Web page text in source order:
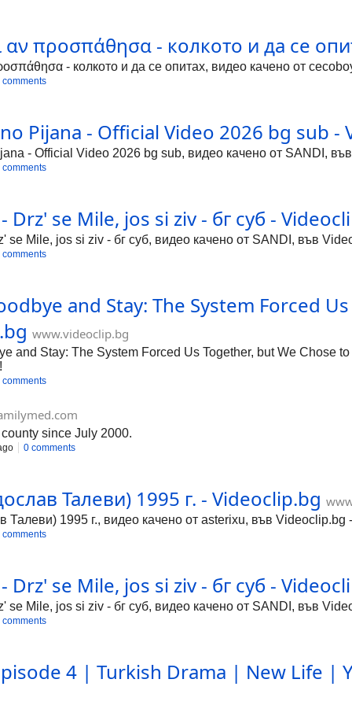
προσπάθησα - колкото и да се
- колкото и да се опитах, видео качено от
comments
Pijana - Official Video 2026 bg sub -
- Official Video 2026 bg sub, видео качено от SANDI,
comments
Drz' se Mile, jos si ziv - бг суб -
Mile, jos si ziv - бг суб, видео качено от SANDI, във
comments
and Stay: The System Forced
www.videoclip.bg
and Stay: The System Forced Us Together, but We Chose
comments
since July 2000.
0 comments
Талеви) 1995 г. - Videoclip.bg
1995 г., видео качено от asterixu, във Videoclip.bg
comments
Drz' se Mile, jos si ziv - бг суб -
Mile, jos si ziv - бг суб, видео качено от SANDI, във
comments
4 | Turkish Drama | New Life |